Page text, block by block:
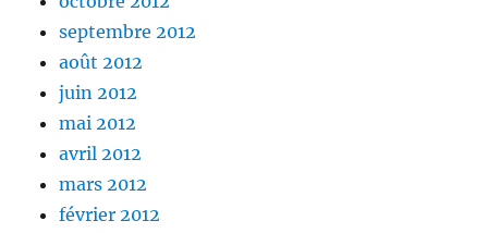
septembre 2012
août 2012
juin 2012
mai 2012
avril 2012
mars 2012
février 2012